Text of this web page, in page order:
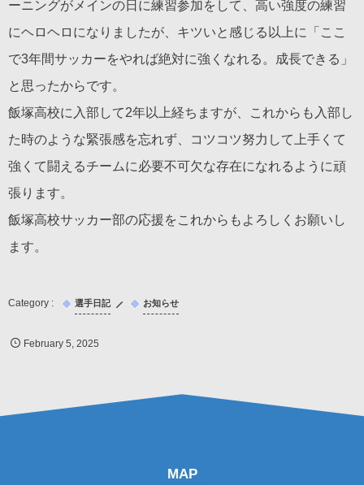
ーニングがメインの日に練習参加をして、高い強度の練習
にヘロヘロになりましたが、キツいと感じる以上に「ここ
で3年間サッカーをやれば絶対に強くなれる。成長できる」
と思ったからです。
飯塚高校に入部して2年以上経ちますが、これからも入部し
た時のような緊張感を忘れず、コツコツ努力して上手くて
強くて闘えるチームに必要不可欠な存在になれるように頑
張ります。
飯塚高校サッカー部の応援をこれからもよろしくお願いし
ます。
選手日記 お知らせ
February 5 ,2025
MAP